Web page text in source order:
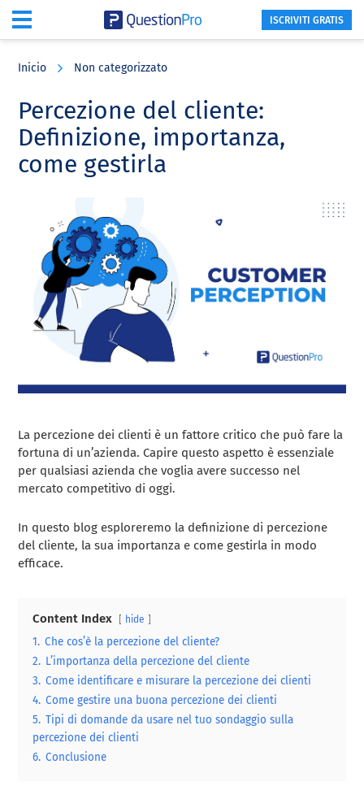
content
sidebar
ISCRIVITI GRATIS
Inicio Non categorizzato
Percezione del cliente:
Definizione, importanza,
come gestirla
La percezione dei clienti è un fattore critico che può fare la
fortuna di un’azienda. Capire questo aspetto è essenziale
per qualsiasi azienda che voglia avere successo nel
mercato competitivo di oggi.
In questo blog esploreremo la definizione di percezione
del cliente, la sua importanza e come gestirla in modo
efficace.
Content Index hide
1. Che cos’è la percezione del cliente?
2. L’importanza della percezione del cliente
3. Come identificare e misurare la percezione dei clienti
4. Come gestire una buona percezione dei clienti
5. Tipi di domande da usare nel tuo sondaggio sulla
percezione dei clienti
6. Conclusione